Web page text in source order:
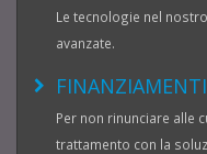
Le tecnologie nel
avanzate.
Per non rinunciare alle
trattamento con la